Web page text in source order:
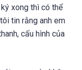
xong thì có thể
tin rằng anh em
cấu hình của